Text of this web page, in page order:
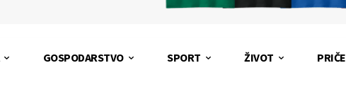
GOSPODARSTVO SPORT ŽIVOT PRIČE